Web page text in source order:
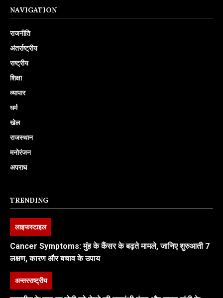
NAVIGATION
राजनीति
अंतर्राष्ट्रीय
राष्ट्रीय
शिक्षा
व्यापार
धर्म
खेल
राजस्थान
मनोरंजन
अपराध
TRENDING
लाइफस्टाइल
Cancer Symptoms: मुंह के कैंसर के बढ़ते मामले, जानिए शुरुआती 7
लक्षण, कारण और बचाव के उपाय
अन्तरराष्ट्रीय